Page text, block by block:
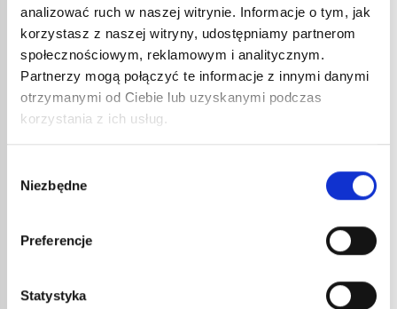
analizować ruch w naszej witrynie. Informacje o tym, jak
korzystasz z naszej witryny, udostępniamy partnerom
społecznościowym, reklamowym i analitycznym.
Partnerzy mogą połączyć te informacje z innymi danymi
otrzymanymi od Ciebie lub uzyskanymi podczas
korzystania z ich usług.
zgody
Niezbędne
Preferencje
Statystyka
ZAPALNIK KAMIENNY NR KAT.
5460 DO PALNIKÓW
11,47 € netto
13,76€brutto
jej wkład z 5 kamieniami. Ten przedmiot jest
REFERENCJE